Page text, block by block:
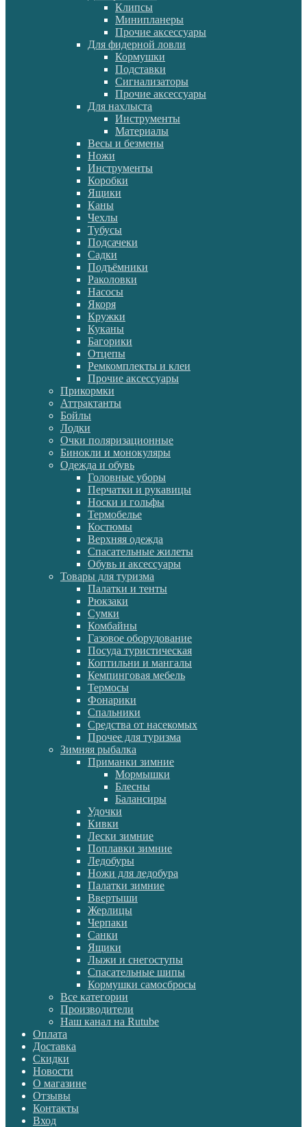
Клипсы
Минипланеры
Прочие аксессуары
Для фидерной ловли
Кормушки
Подставки
Сигнализаторы
Прочие аксессуары
Для нахлыста
Инструменты
Материалы
Весы и безмены
Ножи
Инструменты
Коробки
Ящики
Каны
Чехлы
Тубусы
Подсачеки
Садки
Подъёмники
Раколовки
Насосы
Якоря
Кружки
Куканы
Багорики
Отцепы
Ремкомплекты и клеи
Прочие аксессуары
Прикормки
Аттрактанты
Бойлы
Лодки
Очки поляризационные
Бинокли и монокуляры
Одежда и обувь
Головные уборы
Перчатки и рукавицы
Носки и гольфы
Термобелье
Костюмы
Верхняя одежда
Спасательные жилеты
Обувь и аксессуары
Товары для туризма
Палатки и тенты
Рюкзаки
Сумки
Комбайны
Газовое оборудование
Посуда туристическая
Коптильни и мангалы
Кемпинговая мебель
Термосы
Фонарики
Спальники
Средства от насекомых
Прочее для туризма
Зимняя рыбалка
Приманки зимние
Мормышки
Блесны
Балансиры
Удочки
Кивки
Лески зимние
Поплавки зимние
Ледобуры
Ножи для ледобура
Палатки зимние
Ввертыши
Жерлицы
Черпаки
Санки
Ящики
Лыжи и снегоступы
Спасательные шипы
Кормушки самосбросы
Все категории
Производители
Наш канал на Rutube
Оплата
Доставка
Скидки
Новости
О магазине
Отзывы
Контакты
Вход